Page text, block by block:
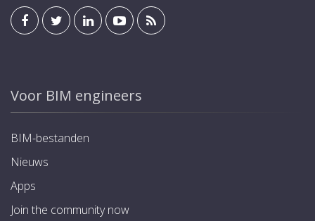
Voor BIM engineers
BIM-bestanden
Nieuws
Apps
Join the community now